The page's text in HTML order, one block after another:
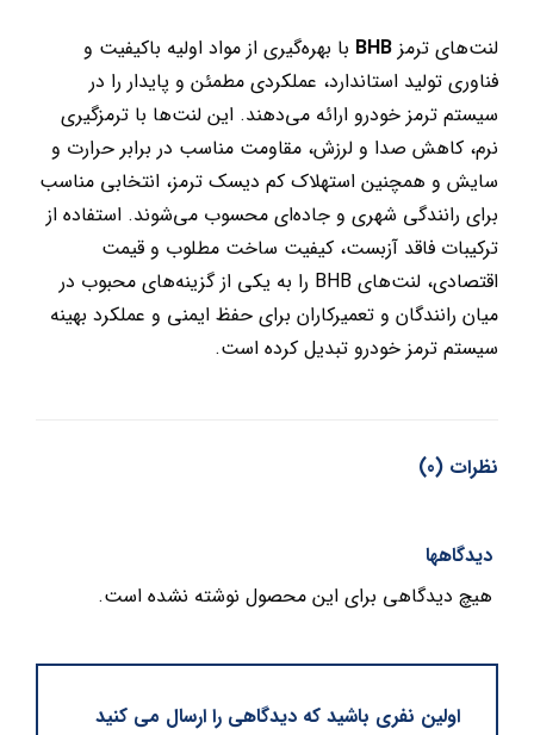
لنت‌های ترمزBHBبا بهره‌گیری از مواد اولیه باکیفیت و
فناوری تولید استاندارد، عملکردی مطمئن و پایدار را در
سیستم ترمز خودرو ارائه می‌دهند. این لنت‌ها با ترمزگیری
نرم، کاهش صدا و لرزش، مقاومت مناسب در برابر حرارت و
سایش و همچنین استهلاک کم دیسک ترمز، انتخابی مناسب
برای رانندگی شهری و جاده‌ای محسوب می‌شوند. استفاده از
ترکیبات فاقد آزبست، کیفیت ساخت مطلوب و قیمت
اقتصادی، لنت‌های BHB را به یکی از گزینه‌های محبوب در
میان رانندگان و تعمیرکاران برای حفظ ایمنی و عملکرد بهینه
سیستم ترمز خودرو تبدیل کرده است.
نظرات (0)
دیدگاهها
هیچ دیدگاهی برای این محصول نوشته نشده است.
اولین نفری باشید که دیدگاهی را ارسال می کنید